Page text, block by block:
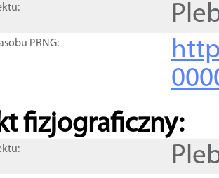
PRNG:
fizjograficzny: